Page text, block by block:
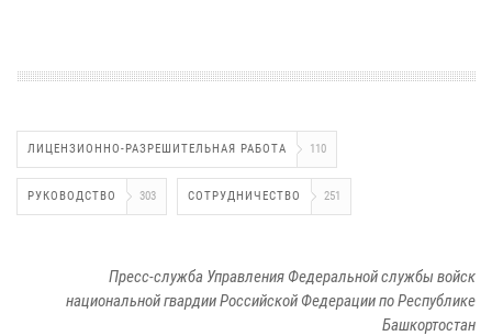
ЛИЦЕНЗИОННО-РАЗРЕШИТЕЛЬНАЯ РАБОТА 110
РУКОВОДСТВО 303 СОТРУДНИЧЕСТВО 251
Пресс-служба Управления Федеральной службы войск
национальной гвардии Российской Федерации по Республике
Башкортостан